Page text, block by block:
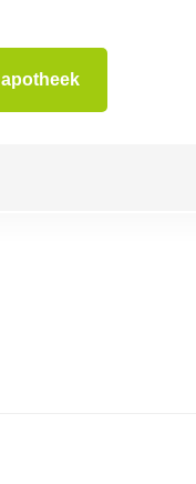
apotheek